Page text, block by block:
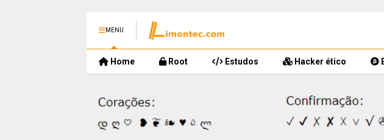
MENU
Home Root Estudos Hacker ético